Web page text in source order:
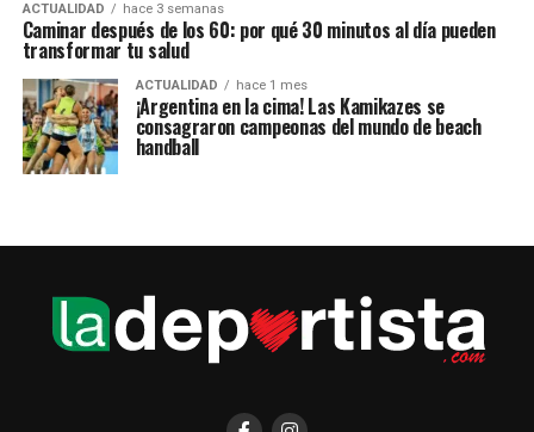
ACTUALIDAD hace 3 semanas
Caminar después de los 60: por qué 30 minutos al día pueden
transformar tu salud
ACTUALIDAD hace 1 mes
¡Argentina en la cima! Las Kamikazes se
consagraron campeonas del mundo de beach
handball